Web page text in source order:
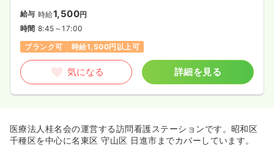
給与 時給1,500円
時間 8:45～17:00
ブランク可
時給1,500円以上可
気になる 詳細を見る
医療法人桂名会の運営する訪問看護ステーションです。昭和区
千種区を中心に名東区 守山区 日進市までカバーしています。